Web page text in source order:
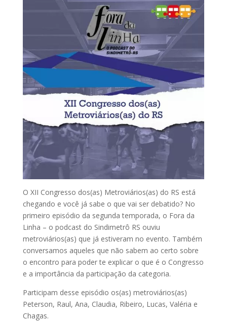
O XII Congresso dos(as) Metroviários(as) do RS está
chegando e você já sabe o que vai ser debatido? No
primeiro episódio da segunda temporada, o Fora da
Linha – o podcast do Sindimetrô RS ouviu
metroviários(as) que já estiveram no evento. Também
conversamos aqueles que não sabem ao certo sobre
o encontro para poder te explicar o que é o Congresso
e a importância da participação da categoria.
Participam desse episódio os(as) metroviários(as)
Peterson, Raul, Ana, Claudia, Ribeiro, Lucas, Valéria e
Chagas.